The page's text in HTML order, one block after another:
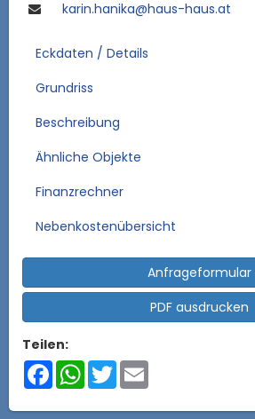
karin.hanika@haus-haus.at
Eckdaten / Details
Grundriss
Beschreibung
Ähnliche Objekte
Finanzrechner
Nebenkostenübersicht
Anfrageformular
PDF ausdrucken
Teilen:
FacebookWhatsApp
Twitter